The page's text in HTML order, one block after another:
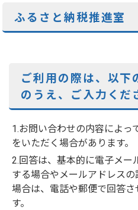
ふるさと納税推進室
ご利用の際は、以下
のうえ、ご入力くだ
1.お問い合わせの内容によっ
をいただく場合があります。
2.回答は、基本的に電子メー
する場合やメールアドレス
場合は、電話や郵便で回答
す。